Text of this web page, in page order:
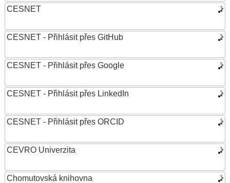
CESNET
CESNET - Přihlásit přes GitHub
CESNET - Přihlásit přes Google
CESNET - Přihlásit přes LinkedIn
CESNET - Přihlásit přes ORCID
CEVRO Univerzita
Chomutovská knihovna